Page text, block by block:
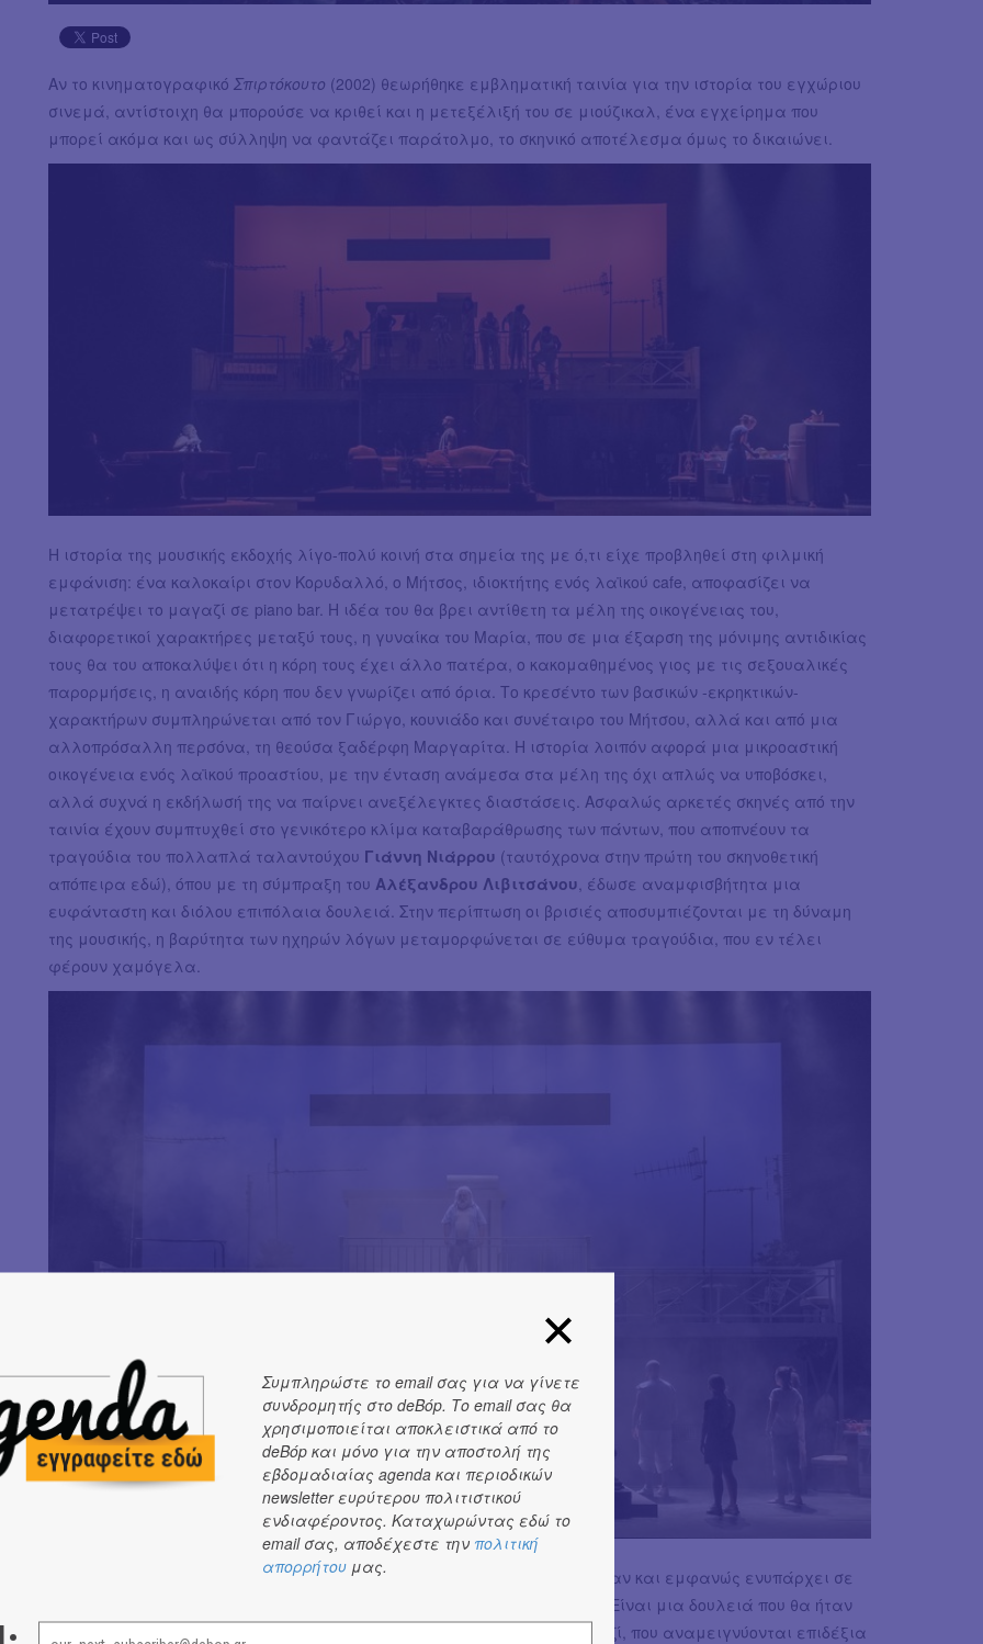
Αν το κινηματογραφικό Σπιρτόκουτο (2002) θεωρήθηκε εμβληματική ταινία για την ιστορία του εγχώριου
σινεμά, αντίστοιχη θα μπορούσε να κριθεί και η μετεξέλιξή του σε μιούζικαλ, ένα εγχείρημα που
μπορεί ακόμα και ως σύλληψη να φαντάζει παράτολμο, το σκηνικό αποτέλεσμα όμως το δικαιώνει.
Η ιστορία της μουσικής εκδοχής λίγο-πολύ κοινή στα σημεία της με ό,τι είχε προβληθεί στη φιλμική
εμφάνιση: ένα καλοκαίρι στον Κορυδαλλό, ο Μήτσος, ιδιοκτήτης ενός λαϊκού cafe, αποφασίζει να
μετατρέψει το μαγαζί σε piano bar. Η ιδέα του θα βρει αντίθετη τα μέλη της οικογένειας του,
διαφορετικοί χαρακτήρες μεταξύ τους, η γυναίκα του Μαρία, που σε μια έξαρση της μόνιμης αντιδικίας
τους θα του αποκαλύψει ότι η κόρη τους έχει άλλο πατέρα, ο κακομαθημένος γιος με τις σεξουαλικές
παρορμήσεις, η αναιδής κόρη που δεν γνωρίζει από όρια. Το κρεσέντο των βασικών -εκρηκτικών-
χαρακτήρων συμπληρώνεται από τον Γιώργο, κουνιάδο και συνέταιρο του Μήτσου, αλλά και από μια
αλλοπρόσαλλη περσόνα, τη θεούσα ξαδέρφη Μαργαρίτα. Η ιστορία λοιπόν αφορά μια μικροαστική
οικογένεια ενός λαϊκού προαστίου, με την ένταση ανάμεσα στα μέλη της όχι απλώς να υποβόσκει,
αλλά συχνά η εκδήλωσή της να παίρνει ανεξέλεγκτες διαστάσεις. Ασφαλώς αρκετές σκηνές από την
ταινία έχουν συμπτυχθεί στο γενικότερο κλίμα καταβαράθρωσης των πάντων, που αποπνέουν τα
τραγούδια του πολλαπλά ταλαντούχου Γιάννη Νιάρρου (ταυτόχρονα στην πρώτη του σκηνοθετική
απόπειρα εδώ), όπου με τη σύμπραξη του Αλέξανδρου Λιβιτσάνου , έδωσε αναμφισβήτητα μια
ευφάνταστη και διόλου επιπόλαια δουλειά. Στην περίπτωση οι βρισιές αποσυμπιέζονται με τη δύναμη
της μουσικής, η βαρύτητα των ηχηρών λόγων μεταμορφώνεται σε εύθυμα τραγούδια, που εν τέλει
φέρουν χαμόγελα.
Δεν μιλάμε ασφαλώς για επιστροφή στο κινηματογραφικό παρελθόν, αν και εμφανώς ενυπάρχει σε
ό,τι παρουσιάζεται, αλλά για άνοιγμα στο μέλλον, στη φρέσκια ιδέα. Είναι μια δουλειά που θα ήταν
ίσως περιοριστικό να ενταχθεί σε ένα μόνο είδος. Είναι πολλά είδη μαζί, που αναμειγνύονται επιδέξια
Συμπληρώστε το email σας για να γίνετε
συνδρομητής στο deBόp. Το email σας θα
χρησιμοποιείται αποκλειστικά από το
deBόp και μόνο για την αποστολή της
εβδομαδιαίας agenda και περιοδικών
newsletter ευρύτερου πολιτιστικού
ενδιαφέροντος. Καταχωρώντας εδώ το
email σας, αποδέχεστε την πολιτική
απορρήτου μας.